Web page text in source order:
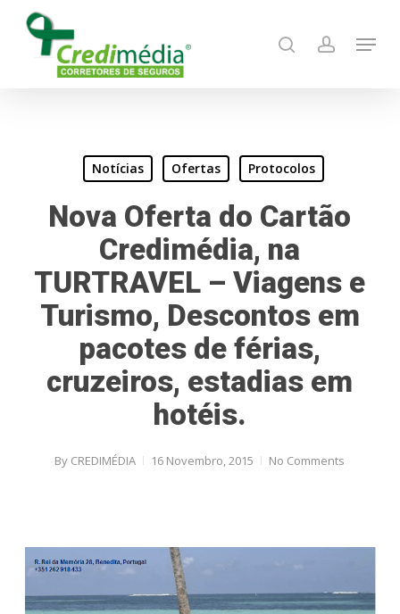
search account
Menu
Notícias Ofertas Protocolos
Nova Oferta do Cartão
Credimédia, na
TURTRAVEL – Viagens e
Turismo, Descontos em
pacotes de férias,
cruzeiros, estadias em
hotéis.
By CREDIMÉDIA 16 Novembro, 2015 No Comments